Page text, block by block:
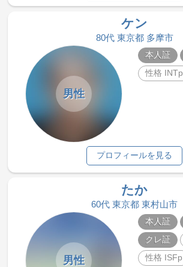
ケン
80代 東京都 多摩市
男性
本人証
性格 INTp
プロフィールを見る
たか
60代 東京都 東村山市
男性
本人証
クレ証
性格 ISFp